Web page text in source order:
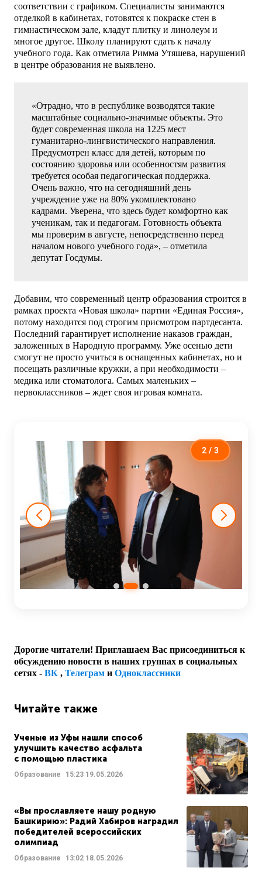
соответствии с графиком. Специалисты занимаются
отделкой в кабинетах, готовятся к покраске стен в
гимнастическом зале, кладут плитку и линолеум и
многое другое. Школу планируют сдать к началу
учебного года. Как отметила Римма Утяшева, нарушений
в центре образования не выявлено.
«Отрадно, что в республике возводятся такие
масштабные социально-значимые объекты. Это
будет современная школа на 1225 мест
гуманитарно-лингвистического направления.
Предусмотрен класс для детей, которым по
состоянию здоровья или особенностям развития
требуется особая педагогическая поддержка.
Очень важно, что на сегодняшний день
учреждение уже на 80% укомплектовано
кадрами. Уверена, что здесь будет комфортно как
ученикам, так и педагогам. Готовность объекта
мы проверим в августе, непосредственно перед
началом нового учебного года», – отметила
депутат Госдумы.
Добавим, что современный центр образования строится в
рамках проекта «Новая школа» партии «Единая Россия»,
потому находится под строгим присмотром партдесанта.
Последний гарантирует исполнение наказов граждан,
заложенных в Народную программу. Уже осенью дети
смогут не просто учиться в оснащенных кабинетах, но и
посещать различные кружки, а при необходимости –
медика или стоматолога. Самых маленьких –
первоклассников – ждет своя игровая комната.
2 / 3
Дорогие читатели! Приглашаем Вас присоединиться к
обсуждению новости в наших группах в социальных
сетях - ВК , Телеграм и Одноклассники
Читайте также
Ученые из Уфы нашли способ
улучшить качество асфальта
с помощью пластика
Образование 15:23 19.05.2026
«Вы прославляете нашу родную
Башкирию»: Радий Хабиров наградил
победителей всероссийских
олимпиад
Образование 13:02 18.05.2026